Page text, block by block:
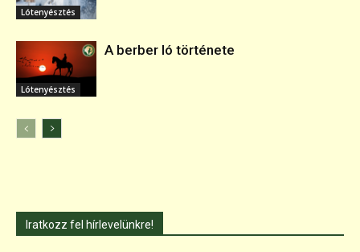
Lótenyésztés
Lótenyésztés
A berber ló története
Iratkozz fel hírlevelünkre!